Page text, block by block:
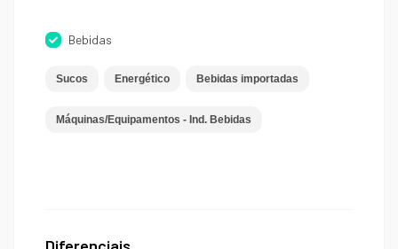
Bebidas
Sucos Energético Bebidas importadas
Máquinas/Equipamentos - Ind. Bebidas